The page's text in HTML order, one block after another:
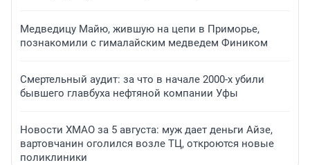
Медведицу Майю, жившую на цепи в Приморье,
познакомили с гималайским медведем Фиником
Смертельный аудит: за что в начале 2000-х убили
бывшего главбуха нефтяной компании Уфы
Новости ХМАО за 5 августа: муж дает деньги Айзе,
вартовчанин оголился возле ТЦ, откроются новые
поликлиники